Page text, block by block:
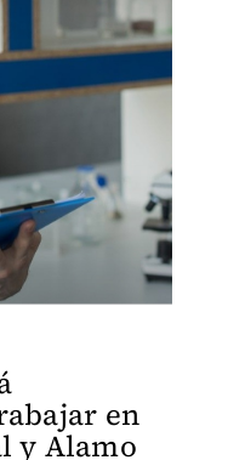
en
y Alamo